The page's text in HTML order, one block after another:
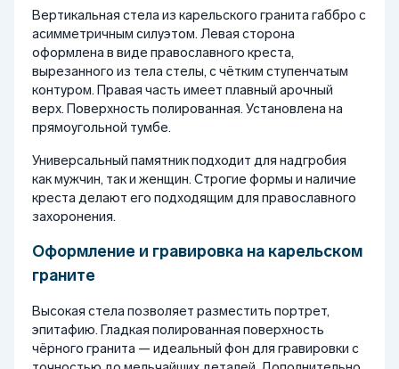
Вертикальная стела из карельского гранита габбро с
асимметричным силуэтом. Левая сторона
оформлена в виде православного креста,
вырезанного из тела стелы, с чётким ступенчатым
контуром. Правая часть имеет плавный арочный
верх. Поверхность полированная. Установлена на
прямоугольной тумбе.
Универсальный памятник подходит для надгробия
как мужчин, так и женщин. Строгие формы и наличие
креста делают его подходящим для православного
захоронения.
Оформление и гравировка на карельском
граните
Высокая стела позволяет разместить портрет,
эпитафию. Гладкая полированная поверхность
чёрного гранита — идеальный фон для гравировки с